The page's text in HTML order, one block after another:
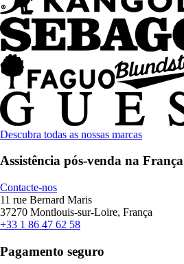
Descubra todas as nossas marcas
Assistência pós-venda na França
Contacte-nos
11 rue Bernard Maris
37270 Montlouis-sur-Loire, França
+33 1 86 47 62 58
Pagamento seguro